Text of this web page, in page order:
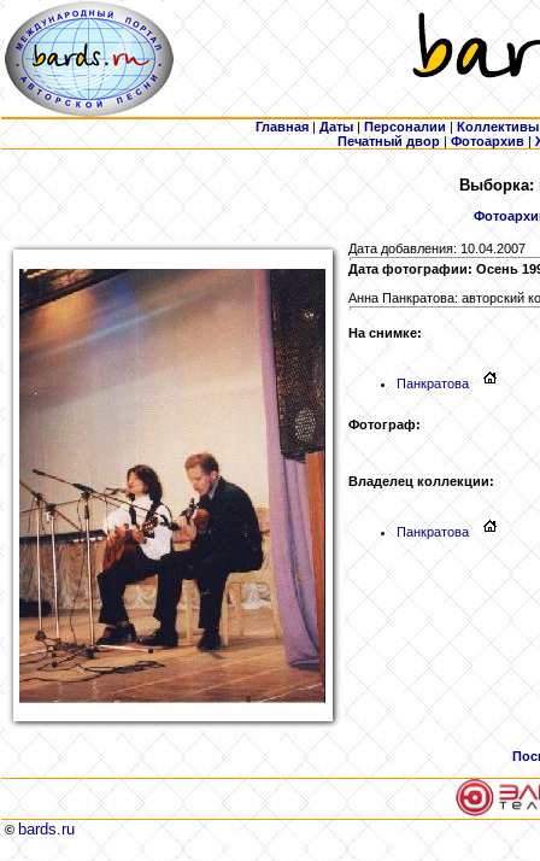
Главная | Даты | Персоналии | Коллективы
Печатный двор |Фотоархив |
Выборка:
Дата добавления: 10.04.2007
Дата фотографии: Осень
Анна Панкратова: авторский
На снимке:
Панкратова
Фотограф:
Владелец коллекции:
Панкратова
© bards.ru